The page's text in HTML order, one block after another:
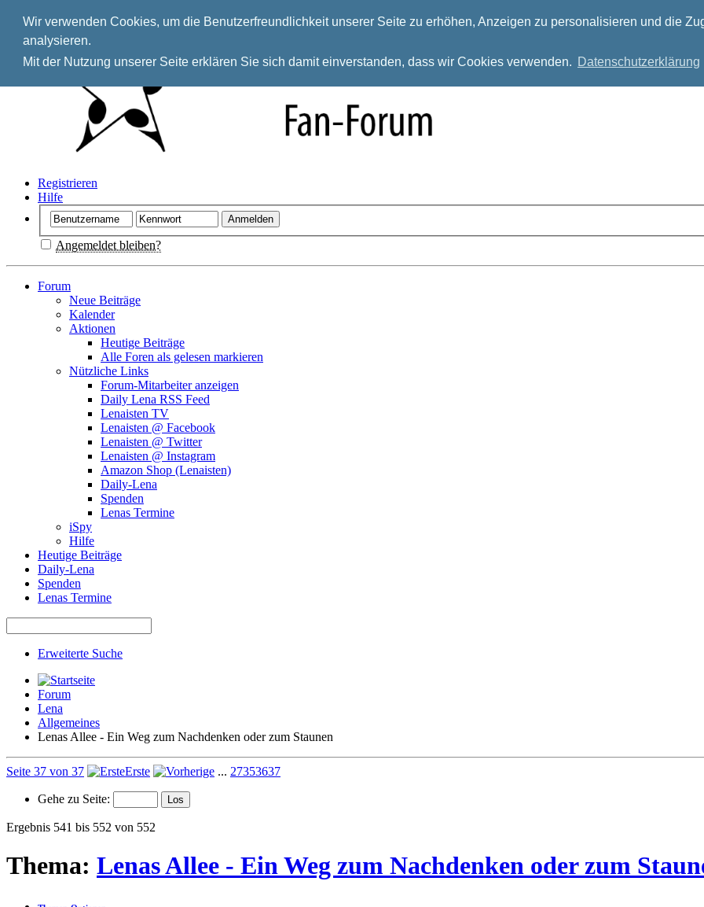
Wir verwenden Cookies, um die Benutzerfreundlichkeit unserer Seite zu erhöhen, Anzeigen zu personalisieren und die
analysieren.
Mit der Nutzung unserer Seite erklären Sie sich damit einverstanden, dass wir Cookies verwenden. Datenschutzerklärung
Registrieren
Hilfe
Angemeldet bleiben?
Forum
Neue Beiträge
Kalender
Aktionen
Heutige Beiträge
Alle Foren als gelesen markieren
Nützliche Links
Forum-Mitarbeiter anzeigen
Daily Lena RSS Feed
Lenaisten TV
Lenaisten @ Facebook
Lenaisten @ Twitter
Lenaisten @ Instagram
Amazon Shop (Lenaisten)
Daily-Lena
Spenden
Lenas Termine
iSpy
Hilfe
Heutige Beiträge
Daily-Lena
Spenden
Lenas Termine
Erweiterte Suche
Forum
Lena
Allgemeines
Lenas Allee - Ein Weg zum Nachdenken oder zum Staunen
Seite 37 von 37 Erste ... 27353637
Gehe zu Seite:
Ergebnis 541 bis 552 von 552
Thema: Lenas Allee - Ein Weg zum Nachdenken oder zum